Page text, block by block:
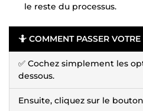
le reste du processus.
🤷 COMMENT PASSER
✅ Cochez simplement les
dessous.
Ensuite, cliquez sur le